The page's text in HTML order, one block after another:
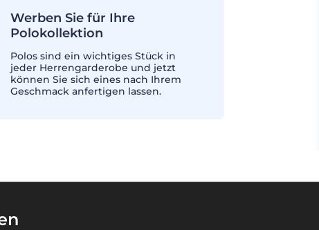
Werben Sie für Ihre
Polokollektion
Polos sind ein wichtiges Stück in
jeder Herrengarderobe und jetzt
können Sie sich eines nach Ihrem
Geschmack anfertigen lassen.